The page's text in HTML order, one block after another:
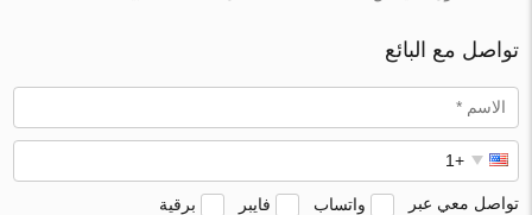
تواصل مع البائع
تواصل معي عبر واتساب فايبر برقية